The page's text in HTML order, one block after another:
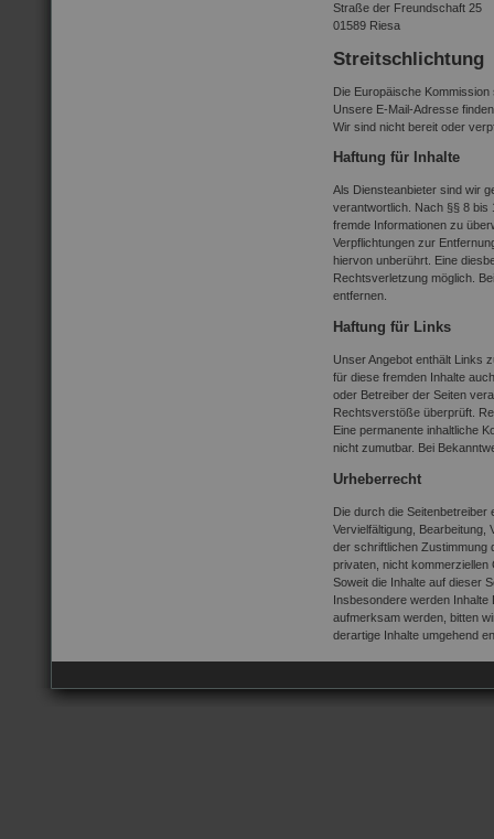
Straße der Freundschaft 25
01589 Riesa
Streitschlichtung
Die Europäische
Unsere E-Mail-Adresse
Wir sind nicht bereit oder
Haftung für Inhalte
Als Diensteanbieter sind wir
verantwortlich. Nach §§ 8 bis
fremde Informationen zu
Verpflichtungen zur
hiervon unberührt. Eine
Rechtsverletzung möglich.
entfernen.
Haftung für Links
Unser Angebot enthält Links
für diese fremden Inhalte
oder Betreiber der Seiten
Rechtsverstöße überprüft.
Eine permanente inhaltliche
nicht zumutbar. Bei
Urheberrecht
Die durch die
Vervielfältigung,
der schriftlichen Zustimmung
privaten, nicht kommerziellen
Soweit die Inhalte auf dieser
Insbesondere werden
aufmerksam werden, bitten
derartige Inhalte umgehend